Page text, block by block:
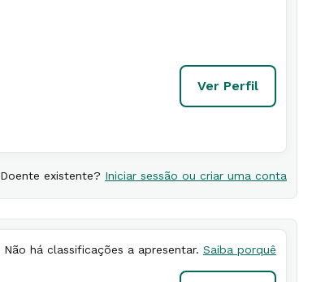
Ver Perfil
Doente existente? Iniciar sessão ou criar uma conta
Não há classificações a apresentar. Saiba porquê